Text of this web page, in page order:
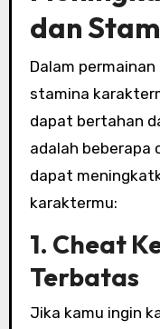
dan
Dalam permainan
stamina
dapat bertahan
adalah beberapa
dapat
karaktermu:
1. Cheat
Terbatas
Jika kamu ingin